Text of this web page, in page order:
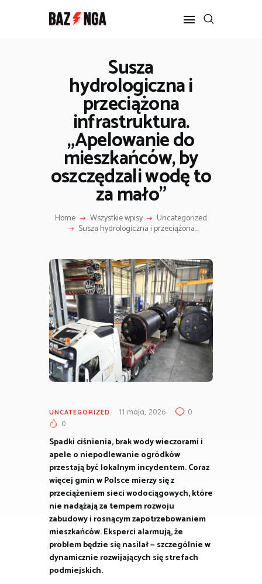
Susza
hydrologiczna i
przeciążona
infrastruktura.
„Apelowanie do
mieszkańców, by
oszczędzali wodę to
za mało”
Home Wszystkie wpisy Uncategorized
Susza hydrologiczna i przeciążona...
POPULARNE
BIZNES I FINANSE
IT I TECHNOLOGIE
LIFESTYLE
MOTORYZACJA
UNCATEGORIZED 11 maja, 2026
0
0
Spadki ciśnienia, brak wody wieczorami i
apele o niepodlewanie ogródków
przestają być lokalnym incydentem. Coraz
więcej gmin w Polsce mierzy się z
przeciążeniem sieci wodociągowych, które
nie nadążają za tempem rozwoju
zabudowy i rosnącym zapotrzebowaniem
mieszkańców. Eksperci alarmują, że
problem będzie się nasilał — szczególnie w
dynamicznie rozwijających się strefach
podmiejskich.